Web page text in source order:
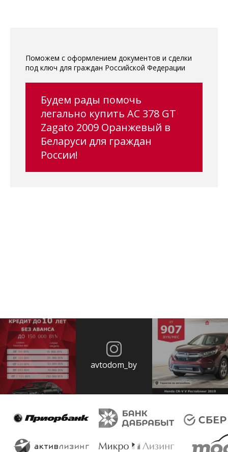
Поможем с оформлением документов и сделки
под ключ для граждан Российской Федерации
Будем рады помочь
легально купить AC 378 GT
Zagato 2009 Оранжевый в
Беларуси для граждан
России!
avtodom_by